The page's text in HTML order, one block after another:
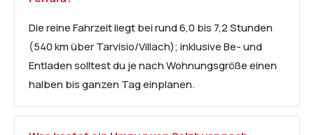
Die reine Fahrzeit liegt bei rund 6,0 bis 7,2 Stunden
(540 km über Tarvisio/Villach); inklusive Be- und
Entladen solltest du je nach Wohnungsgröße einen
halben bis ganzen Tag einplanen.